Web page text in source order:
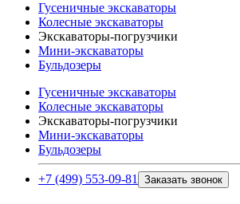
Гусеничные экскаваторы
Колесные экскаваторы
Экскаваторы-погрузчики
Мини-экскаваторы
Бульдозеры
Гусеничные экскаваторы
Колесные экскаваторы
Экскаваторы-погрузчики
Мини-экскаваторы
Бульдозеры
+7 (499) 553-09-81 Заказать звонок